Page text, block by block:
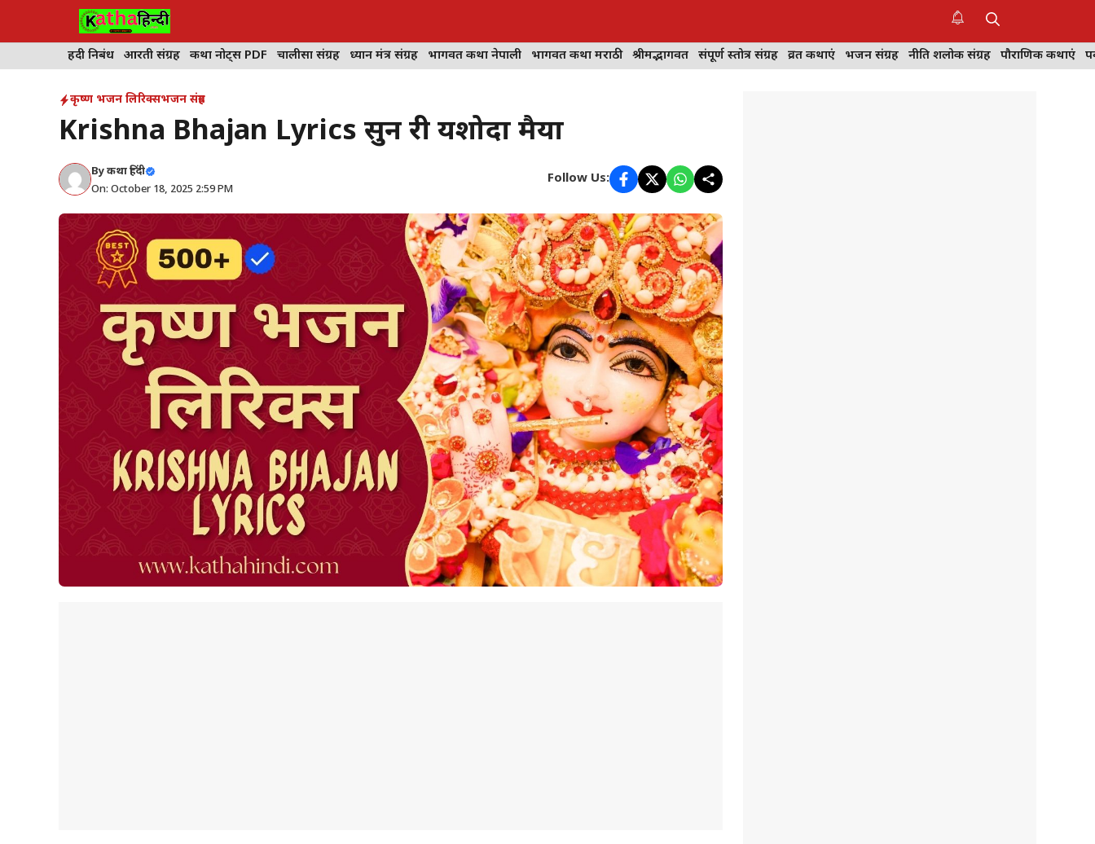
हिंदी निबंध आरती संग्रह कथा नोट्स PDF चालीसा संग्रह ध्यान मंत्र संग्रह भागवत कथा नेपाली भागवत कथा मराठी श्रीमद्भागवत संपूर्ण स्तोत्र संग्रह व्रत कथाएं भजन संग्रह नीति शलोक संग्रह पौराणिक कथाएं
कृष्ण भजन लिरिक्सभजन संग्रह
Krishna Bhajan Lyrics सुन री यशोदा मैया
Byकथा हिंदी
On: October 18, 2025 2:59 PM
Follow Us: